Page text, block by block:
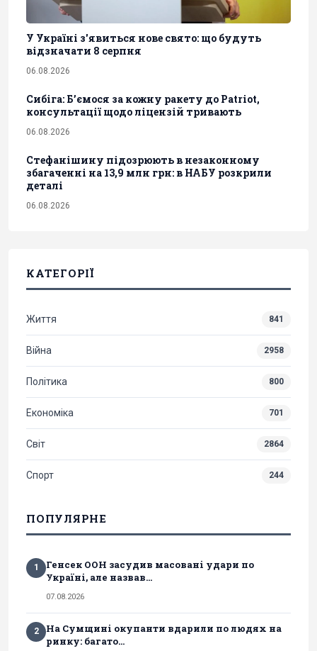
У Україні з'явиться нове свято: що будуть
відзначати 8 серпня
06.08.2026
Сибіга: Б’ємося за кожну ракету до Patriot,
консультації щодо ліцензій тривають
06.08.2026
Стефанішину підозрюють в незаконному
збагаченні на 13,9 млн грн: в НАБУ розкрили
деталі
06.08.2026
КАТЕГОРІЇ
Життя 841
Війна 2958
Політика 800
Економіка 701
Світ 2864
Спорт 244
ПОПУЛЯРНЕ
1
Генсек ООН засудив масовані удари по
Україні, але назвав...
07.08.2026
2
На Сумщині окупанти вдарили по людях на
ринку: багато...